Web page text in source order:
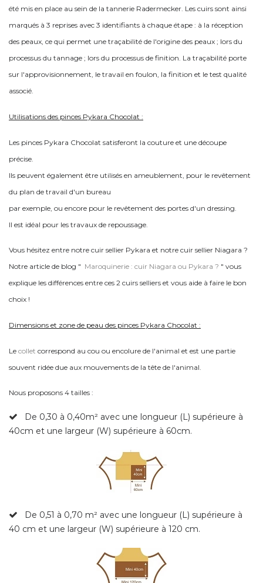
été mis en place au sein de la tannerie Radermecker. Les cuirs sont ainsi
marqués à 3 reprises avec 3 identifiants à chaque étape : à la réception
des peaux, ce qui permet une traçabilité de l'origine des peaux ; lors du
processus du tannage ; lors du processus de finition. La traçabilité porte
sur l'approvisionnement, le travail en foulon, la finition et le test qualité
associé.
Utilisations des pinces Pykara Chocolat :
Les pinces Pykara Chocolat satisferont la couture et une découpe
précise.
Ils peuvent également être utilisés en ameublement, pour le revêtement
du plan de travail d'un bureau
par exemple, ou encore pour le revêtement des portes d'un dressing.
Il est idéal pour les travaux de repoussage.
Vous hésitez entre notre cuir sellier Pykara et notre cuir sellier Niagara ?
Notre article de blog " Maroquinerie : cuir Niagara ou Pykara ? " vous
explique les différences entre ces 2 cuirs selliers et vous aide à faire le bon
choix !
Dimensions et zone de peau des pinces Pykara Chocolat :
Le collet correspond au cou ou encolure de l'animal et est une partie
souvent ridée due aux mouvements de la tête de l'animal.
Nous proposons 4 tailles :
De 0,30 à 0,40m² avec une longueur (L) supérieure à
40cm et une largeur (W) supérieure à 60cm.
De 0,51 à 0,70 m² avec une longueur (L) supérieure à
40 cm et une largeur (W) supérieure à 120 cm.